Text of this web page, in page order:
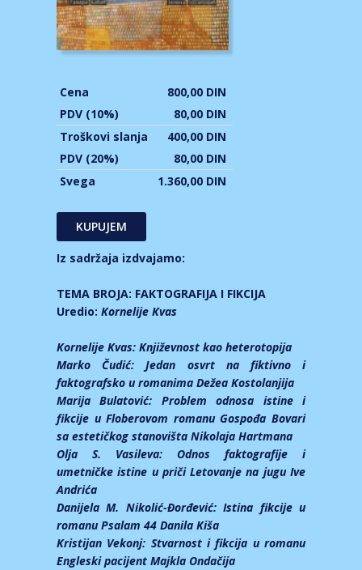
Cena
800,00 DIN
PDV (10%)
80,00 DIN
Troškovi slanja
400,00 DIN
PDV (20%)
80,00 DIN
Svega
1.360,00 DIN
Iz sadržaja izdvajamo:
TEMA BROJA: FAKTOGRAFIJA I FIKCIJA
Uredio: Kornelije Kvas
Kornelije Kvas: Književnost kao heterotopija
Marko Čudić:Jedan osvrt na fiktivno i
faktografsko u romanima Dežea Kostolanjija
Marija Bulatović: Problem odnosa istine i
fikcije u Floberovom romanu Gospođa Bovari
sa estetičkog stanovišta Nikolaja Hartmana
Olja S. Vasileva: Odnos faktografije i
umetničke istine u priči Letovanje na jugu Ive
Andrića
Danijela M. Nikolić-Đorđević:Istina fikcije u
romanu Psalam 44 Danila Kiša
Kristijan Vekonj: Stvarnost i fikcija u romanu
Engleski pacijent Majkla Ondačija